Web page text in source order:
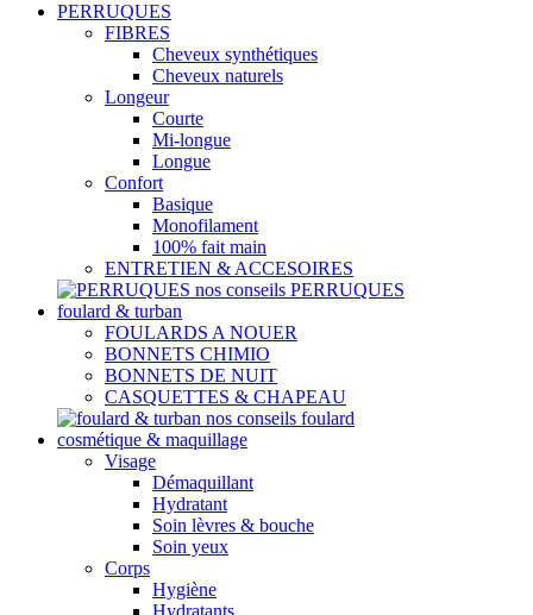
PERRUQUES
FIBRES
Cheveux synthétiques
Cheveux naturels
Longeur
Courte
Mi-longue
Longue
Confort
Basique
Monofilament
100% fait main
ENTRETIEN & ACCESOIRES
nos conseils PERRUQUES
foulard & turban
FOULARDS A NOUER
BONNETS CHIMIO
BONNETS DE NUIT
CASQUETTES & CHAPEAU
nos conseils foulard
cosmétique & maquillage
Visage
Démaquillant
Hydratant
Soin lèvres & bouche
Soin yeux
Corps
Hygiène
Hydratants